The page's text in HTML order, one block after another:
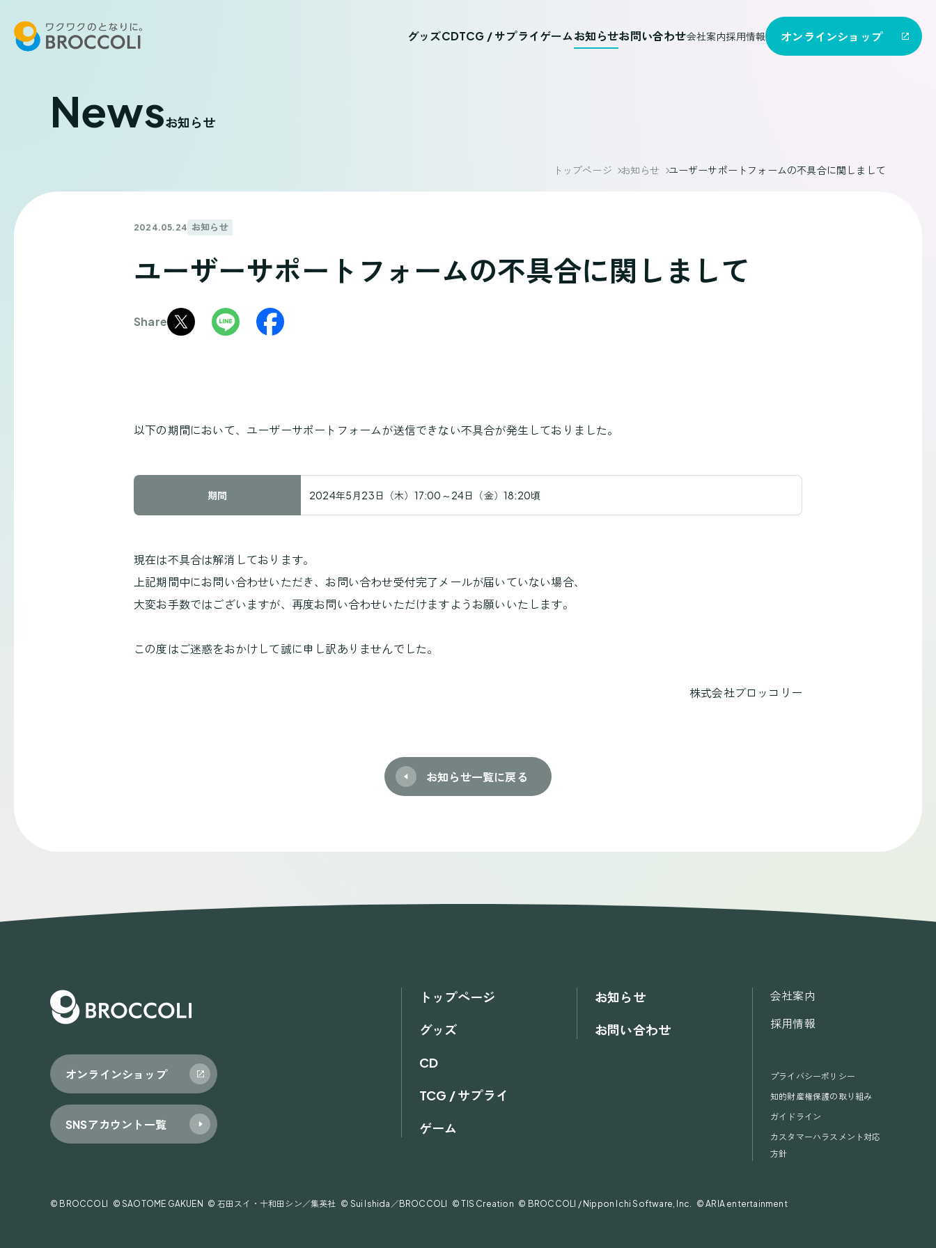
グッズCDTCG / サプライゲームお知らせお問い合わせ会社案内採用情報 オンラインショップ
Newsお知らせ
トップページ お知らせ ユーザーサポートフォームの不具合に関しまして
2024.05.24 お知らせ
ユーザーサポートフォームの不具合に関しまして
Share
以下の期間において、ユーザーサポートフォームが送信できない不具合が発生しておりました。
期間 2024年5月23日（木）17:00～24日（金）18:20頃
現在は不具合は解消しております。
上記期間中にお問い合わせいただき、お問い合わせ受付完了メールが届いていない場合、
大変お手数ではございますが、再度お問い合わせいただけますようお願いいたします。
この度はご迷惑をおかけして誠に申し訳ありませんでした。
株式会社ブロッコリー
お知らせ一覧に戻る
オンラインショップ
SNSアカウント一覧
トップページ
グッズ
CD
TCG / サプライ
ゲーム
お知らせ
お問い合わせ
会社案内
採用情報
プライバシーポリシー
知的財産権保護の取り組み
ガイドライン
カスタマーハラスメント対応
方針
© BROCCOLI © SAOTOME GAKUEN © 石田スイ・十和田シン／集英社 © Sui Ishida／BROCCOLI © TIS Creation © BROCCOLI / Nippon Ichi Software, Inc. © ARIA entertainment